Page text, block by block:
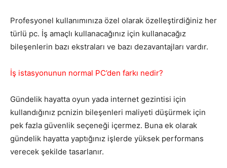
Profesyonel kullanımınıza özel olarak özelleştirdiğiniz her
türlü pc. İş amaçlı kullanacağınız için kullanacağız
bileşenlerin bazı ekstraları ve bazı dezavantajları vardır.
İş istasyonunun normal PC’den farkı nedir?
Gündelik hayatta oyun yada internet gezintisi için
kullandığınız pcnizin bileşenleri maliyeti düşürmek için
pek fazla güvenlik seçeneği içermez. Buna ek olarak
gündelik hayatta yaptığınız işlerde yüksek performans
verecek şekilde tasarlanır.